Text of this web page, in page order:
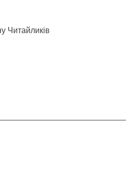
Читайликів